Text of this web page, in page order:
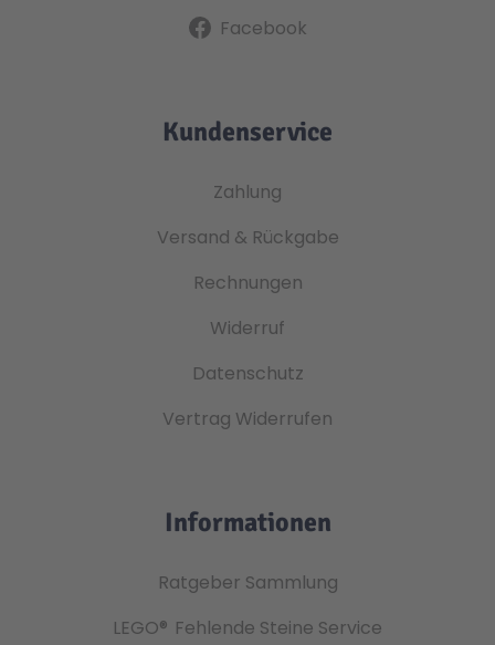
Facebook
Kundenservice
Zahlung
Versand & Rückgabe
Rechnungen
Widerruf
Datenschutz
Vertrag Widerrufen
Informationen
Ratgeber Sammlung
LEGO® Fehlende Steine Service